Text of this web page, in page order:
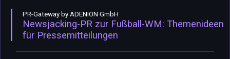
PR-Gateway by ADENION GmbH
Newsjacking-PR zur Fußball-WM: Themenideen
für Pressemitteilungen